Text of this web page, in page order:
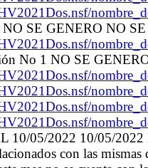
NO SE GENERO NO
No 1 NO SE
05/2022 10/05/2022
con las